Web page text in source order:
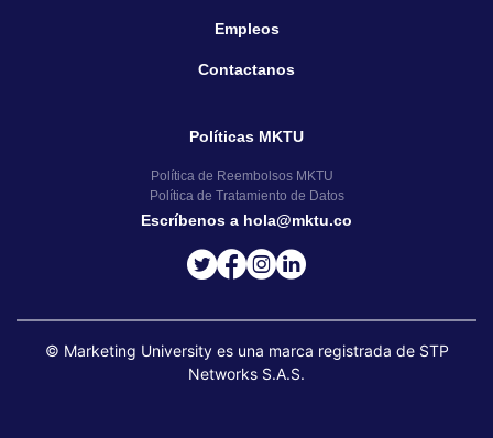
Empleos
Contactanos
Políticas MKTU
Política de Reembolsos MKTU
Política de Tratamiento de Datos
Escríbenos a hola@mktu.co
© Marketing University es una marca registrada de STP
Networks S.A.S.